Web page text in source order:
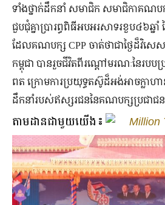
ទាំងថ្នាក់ដឹកនាំ សមាជិក សមាជិកា​គណ
ជួបជុំគ្នាប្រារព្ធពិធីអបអរសាទរ​ខួប៤៦ឆ្នាំ
ដែលគណបក្ស CPP ចាត់ថាជាថ្ងៃដ៏វិស
កម្ពុជា បានរួចជីវិតពីរណ្តៅមរណៈ​នៃ
ពត ក្រោមការប្រយុទ្ធតស៊ូដ៏អង់អាចក្លាហ
ដឹកនាំរបស់ឥស្សរជននៃគណបក្សប្រជាជន
តាមដានជាមួយយើង៖ Million